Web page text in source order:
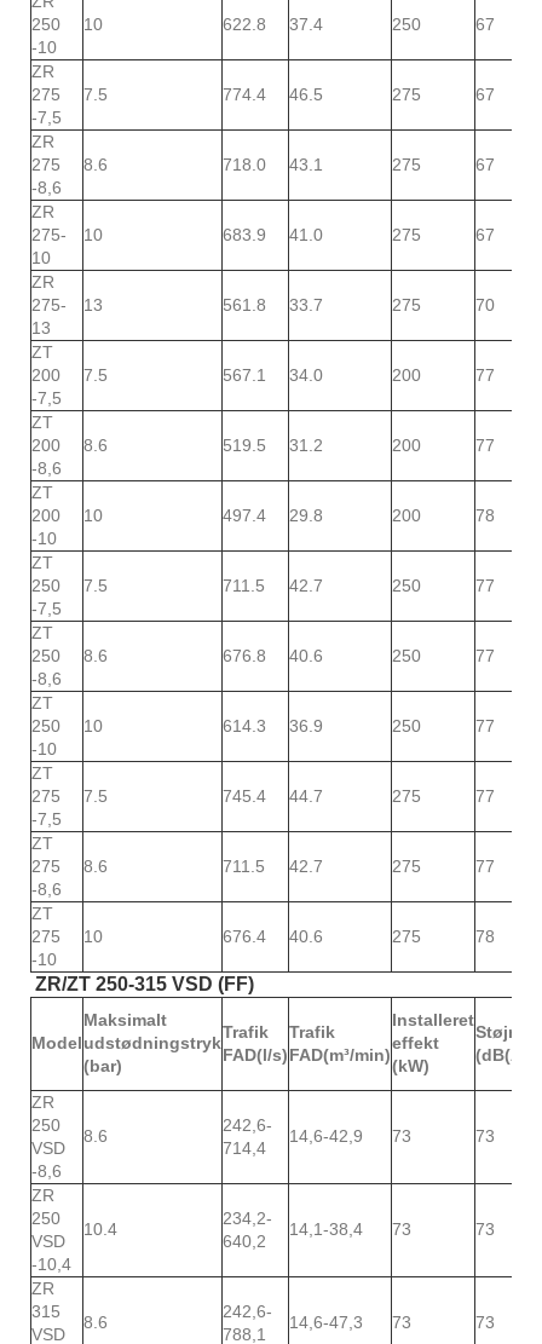
250
-10
10 622.8 37.4 250 67
ZR
275
-7,5
7.5 774.4 46.5 275 67
ZR
275
-8,6
8.6 718.0 43.1 275 67
ZR
275-
10
10 683.9 41.0 275 67
ZR
275-
13
13 561.8 33.7 275 70
ZT
200
-7,5
7.5 567.1 34.0 200 77
ZT
200
-8,6
8.6 519.5 31.2 200 77
ZT
200
-10
10 497.4 29.8 200 78
ZT
250
-7,5
7.5 711.5 42.7 250 77
ZT
250
-8,6
8.6 676.8 40.6 250 77
ZT
250
-10
10 614.3 36.9 250 77
ZT
275
-7,5
7.5 745.4 44.7 275 77
ZT
275
-8,6
8.6 711.5 42.7 275 77
ZT
275
-10
10 676.4 40.6 275 78
ZR/ZT 250-315 VSD (FF)
Model
Maksimalt
udstødningstryk
(bar)
Trafik
FAD(l/s)
Trafik
FAD(m³/min)
Installeret
effekt
(kW)
(dB(A))
ZR
250
VSD
-8,6
8.6
242,6-
714,4
14,6-42,9 73 73
ZR
250
VSD
-10,4
10.4
234,2-
640,2
14,1-38,4 73 73
ZR
315
VSD
8.6
242,6-
788,1
14,6-47,3 73 73